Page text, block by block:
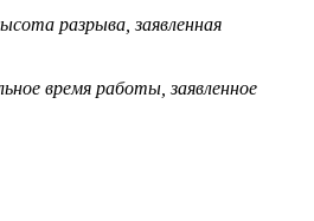
разрыва, заявленная
время работы, заявленное